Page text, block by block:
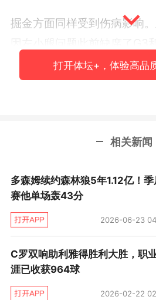
掘金方面同样受到伤病影响
认会继续缺阵。此外，因腿
赛的佩顿·沃特森也依然无法
打开体坛+，体验高品
相关新闻
多森姆续约森林狼5年1.12亿！季
赛他单场轰43分
2026-06-23
C罗双响助利雅得胜利大胜，职
涯已收获964球
2026-02-22